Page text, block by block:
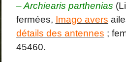
– Archiearis parthenias
fermées, Imago avers
détails des antennes ;
45460.